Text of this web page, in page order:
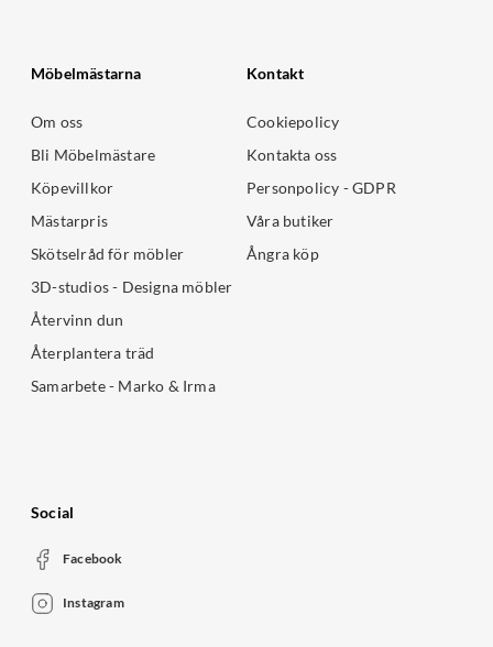
Möbelmästarna
Om oss
Bli Möbelmästare
Köpevillkor
Mästarpris
Skötselråd för möbler
3D-studios - Designa möbler
Återvinn dun
Återplantera träd
Samarbete - Marko & Irma
Kontakt
Cookiepolicy
Kontakta oss
Personpolicy - GDPR
Våra butiker
Ångra köp
Social
Facebook
Instagram